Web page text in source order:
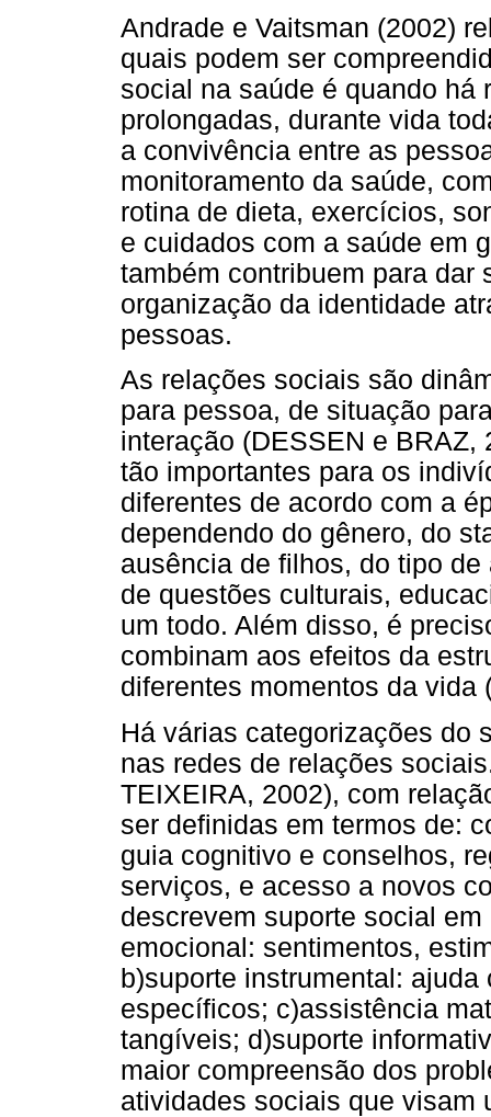
Andrade e Vaitsman (2002)
quais podem ser
social na saúde é quando há
prolongadas, durante vida
a convivência entre as
monitoramento da saúde,
rotina de dieta, exercícios,
e cuidados com a saúde em
também contribuem para dar
organização da identidade
pessoas.
As relações sociais são
para pessoa, de situação
interação (DESSEN e
tão importantes para os
diferentes de acordo com a
dependendo do gênero, do
ausência de filhos, do tipo
de questões culturais,
um todo. Além disso, é
combinam aos efeitos da
diferentes momentos da vida
Há várias categorizações do
nas redes de relações
TEIXEIRA, 2002), com
ser definidas em termos de:
guia cognitivo e conselhos,
serviços, e acesso a novos
descrevem suporte social
emocional: sentimentos,
b)suporte instrumental:
específicos; c)assistência
tangíveis; d)suporte
maior compreensão dos
atividades sociais que visam